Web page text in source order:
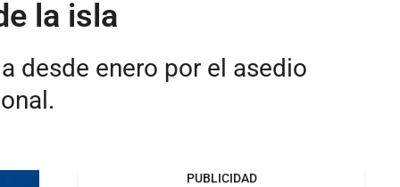
la isla
desde enero por el asedio
PUBLICIDAD